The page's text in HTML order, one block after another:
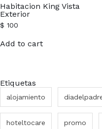
Habitacion King Vista
Exterior
$ 100
Add to cart
Etiquetas
alojamiento
hoteltocare promo